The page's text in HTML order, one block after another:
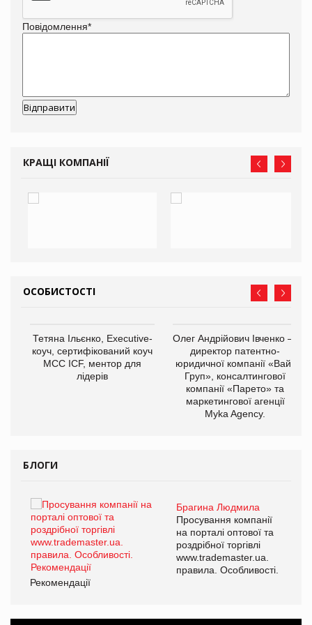
Повідомлення*
КРАЩІ КОМПАНІЇ
ОСОБИСТОСТІ
Тетяна Ільєнко, Executive-
коуч, сертифікований коуч
МСС ICF, ментор для
лідерів
Олег Андрійович Івченко —
директор патентно-
юридичної компанії «Вайз
Груп», консалтингової
компанії «Парето» та
маркетингової агенції
Myka Agency.
БЛОГИ
Брагина Людмила
Просування компанії
на порталі оптової та
роздрібної торгівлі
www.trademaster.ua.
правила. Особливості.
Рекомендації